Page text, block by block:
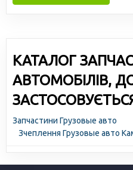
КАТАЛОГ
АВТОМОБІЛІВ,
Запчастини Грузовые авто
Зчеплення Грузовые авто